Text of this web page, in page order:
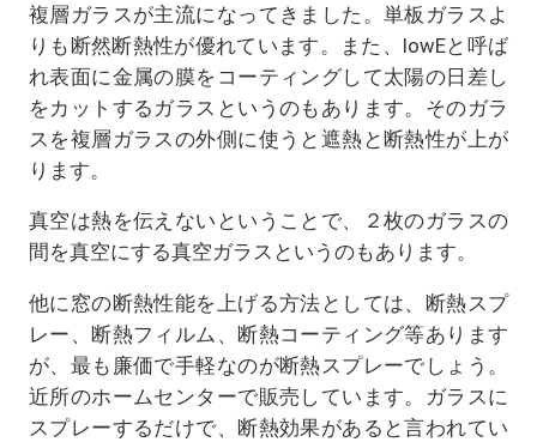
複層ガラスが主流になってきました。単板ガラスよ
りも断然断熱性が優れています。また、lowEと呼ば
れ表面に金属の膜をコーティングして太陽の日差し
をカットするガラスというのもあります。そのガラ
スを複層ガラスの外側に使うと遮熱と断熱性が上が
ります。
真空は熱を伝えないということで、２枚のガラスの
間を真空にする真空ガラスというのもあります。
他に窓の断熱性能を上げる方法としては、断熱スプ
レー、断熱フィルム、断熱コーティング等あります
が、最も廉価で手軽なのが断熱スプレーでしょう。
近所のホームセンターで販売しています。ガラスに
スプレーするだけで、断熱効果があると言われてい